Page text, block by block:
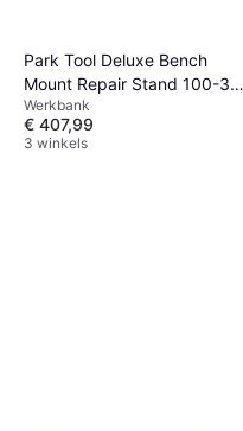
Park Tool Deluxe Bench
Mount Repair Stand 100-3D
Clamp
Werkbank
€ 407,99
3 winkels